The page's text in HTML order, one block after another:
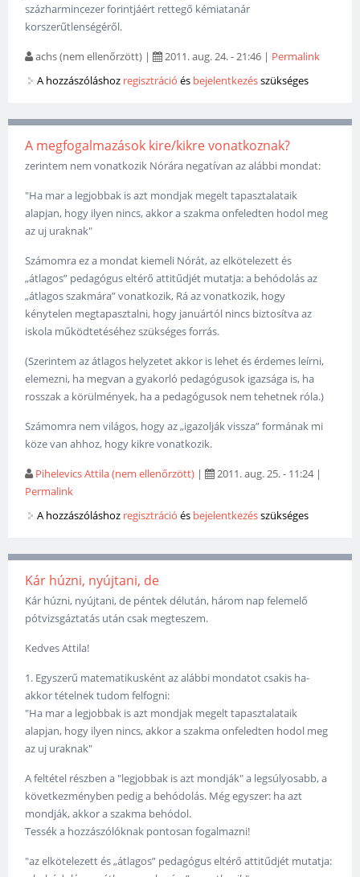
százharmincezer forintjáért rettegő kémiatanár
korszerűtlenségéről.
achs (nem ellenőrzött) | 2011. aug. 24. - 21:46 | Permalink
A hozzászóláshoz regisztráció és bejelentkezésszükséges
A megfogalmazások kire/kikre vonatkoznak?
zerintem nem vonatkozik Nórára negatívan az alábbi mondat:
"Ha mar a legjobbak is azt mondjak megelt tapasztalataik
alapjan, hogy ilyen nincs, akkor a szakma onfeledten hodol meg
az uj uraknak"
Számomra ez a mondat kiemeli Nórát, az elkötelezett és
„átlagos” pedagógus eltérő attitűdjét mutatja: a behódolás az
„átlagos szakmára” vonatkozik, Rá az vonatkozik, hogy
kénytelen megtapasztalni, hogy januártól nincs biztosítva az
iskola működtetéséhez szükséges forrás.
(Szerintem az átlagos helyzetet akkor is lehet és érdemes leírni,
elemezni, ha megvan a gyakorló pedagógusok igazsága is, ha
rosszak a körülmények, ha a pedagógusok nem tehetnek róla.)
Számomra nem világos, hogy az „igazolják vissza” formának mi
köze van ahhoz, hogy kikre vonatkozik.
Pihelevics Attila (nem ellenőrzött) | 2011. aug. 25. - 11:24|
Permalink
A hozzászóláshoz regisztráció és bejelentkezésszükséges
Kár húzni, nyújtani, de
Kár húzni, nyújtani, de péntek délután, három nap felemelő
pótvizsgáztatás után csak megteszem.
Kedves Attila!
1. Egyszerű matematikusként az alábbi mondatot csakis ha-
akkor tételnek tudom felfogni:
"Ha mar a legjobbak is azt mondjak megelt tapasztalataik
alapjan, hogy ilyen nincs, akkor a szakma onfeledten hodol meg
az uj uraknak"
A feltétel részben a "legjobbak is azt mondják" a legsúlyosabb, a
következményben pedig a behódolás. Még egyszer: ha azt
mondják, akkor a szakma behódol.
Tessék a hozzászólóknak pontosan fogalmazni!
"az elkötelezett és „átlagos” pedagógus eltérő attitűdjét mutatja: